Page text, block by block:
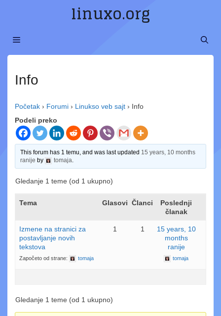
linuxo.org
MENI
Info
Početak › Forumi › Linukso veb sajt › Info
Podeli preko
This forum has 1 temu, and was last updated 15 years, 10 months
ranije by tomaja
Gledanje 1 teme (od 1 ukupno)
Tema Glasovi Članci
Poslednji
članak
Izmene na stranici za
postavljanje novih
tekstova
Započeto od strane: tomaja
1 1
15 years, 10
months
ranije
tomaja
Gledanje 1 teme (od 1 ukupno)